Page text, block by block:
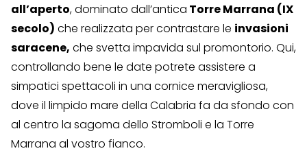
all’aperto, dominato dall’antica Torre Marrana (IX
secolo) che realizzata per contrastare le invasioni
saracene, che svetta impavida sul promontorio. Qui,
controllando bene le date potrete assistere a
simpatici spettacoli in una cornice meravigliosa,
dove il limpido mare della Calabria fa da sfondo con
al centro la sagoma dello Stromboli e la Torre
Marrana al vostro fianco.